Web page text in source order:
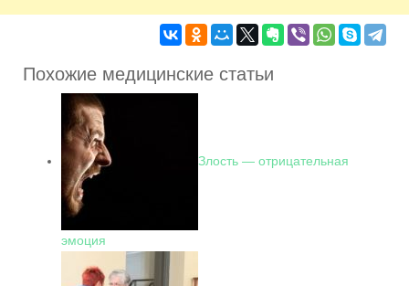
Похожие медицинские статьи
Злость — отрицательная
эмоция